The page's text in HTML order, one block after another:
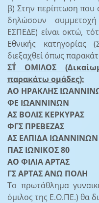
β) Στην περίπτωση
δηλώσουν
ΕΣΠΕΔΕ) είναι οκτώ,
Εθνικής
διεξαχθεί όπως
ΣΤ΄ ΟΜΙΛΟΣ
παρακάτω ομάδες):
ΑΟ ΗΡΑΚΛΗΣ
ΦΕ ΙΩΑΝΝΙΝΩΝ
ΑΣ ΒΟΛΙΣ ΚΕΡΚΥΡΑΣ
ΦΓΣ ΠΡΕΒΕΖΑΣ
ΑΣ ΕΛΠΙΔΑ ΙΩΑΝΝΙΝΩΝ
ΠΑΣ ΙΩΝΙΚΟΣ 80
ΑΟ ΦΙΛΙΑ ΑΡΤΑΣ
ΓΣ ΑΡΤΑΣ ΑΝΩ ΠΟΛΗ
Το πρωτάθλημα
όμιλος της Ε.Ο.ΠΕ.) θα